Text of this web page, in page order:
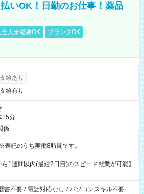
いOK！日勤のお仕事！薬品
会人未経験OK
ブランクOK
給あり
給有り
15分
係
～22:00 ※表記のうち実働8時間です。
1週間以内(最短2日目)のスピード就業が可能】
書不要 / 電話対応なし / パソコンスキル不要